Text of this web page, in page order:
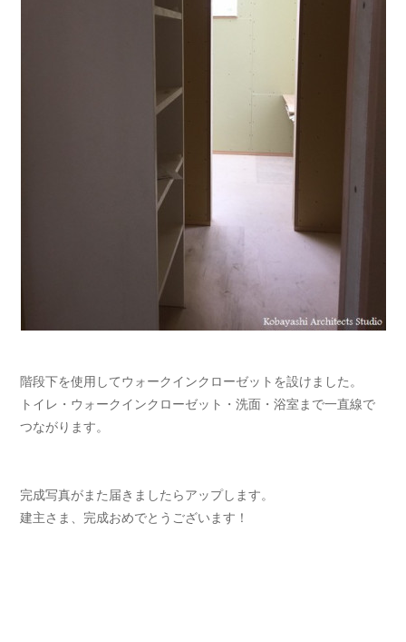
階段下を使用してウォークインクローゼットを設けました。
トイレ・ウォークインクローゼット・洗面・浴室まで一直線で
つながります。
完成写真がまた届きましたらアップします。
建主さま、完成おめでとうございます！